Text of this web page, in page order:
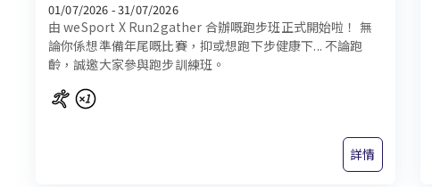
01/07/2026 - 31/07/2026
由 weSport X Run2gather 合辦嘅跑步班正式開始啦！ 無
論你係想準備年尾嘅比賽，抑或想跑下步健康下... 不論跑
齡，誠邀大家參與跑步訓練班。
詳情